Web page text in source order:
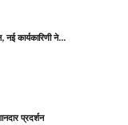
नई कार्यकारिणी ने…
प्रदर्शन